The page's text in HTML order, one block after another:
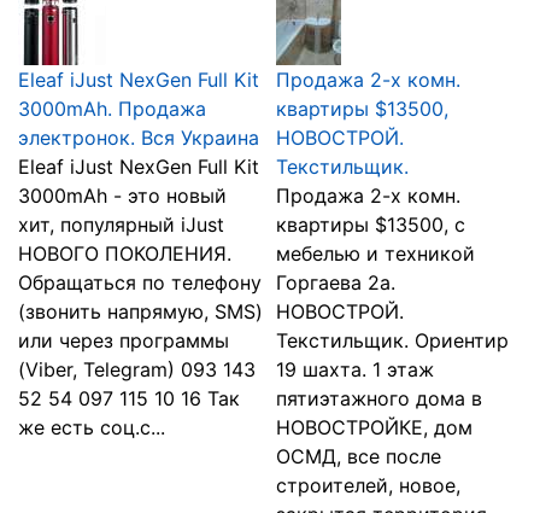
Eleaf iJust NexGen Full Kit
3000mAh. Продажа
электронок. Вся Украина
Eleaf iJust NexGen Full Kit
3000mAh - это новый
хит, популярный iJust
НОВОГО ПОКОЛЕНИЯ.
Обращаться по телефону
(звонить напрямую, SMS)
или через программы
(Viber, Telegram) 093 143
52 54 097 115 10 16 Так
же есть соц.с...
Продажа 2-х комн.
квартиры $13500,
НОВОСТРОЙ.
Текстильщик.
Продажа 2-х комн.
квартиры $13500, с
мебелью и техникой
Горгаева 2а.
НОВОСТРОЙ.
Текстильщик. Ориентир
19 шахта. 1 этаж
пятиэтажного дома в
НОВОСТРОЙКЕ, дом
ОСМД, все после
строителей, новое,